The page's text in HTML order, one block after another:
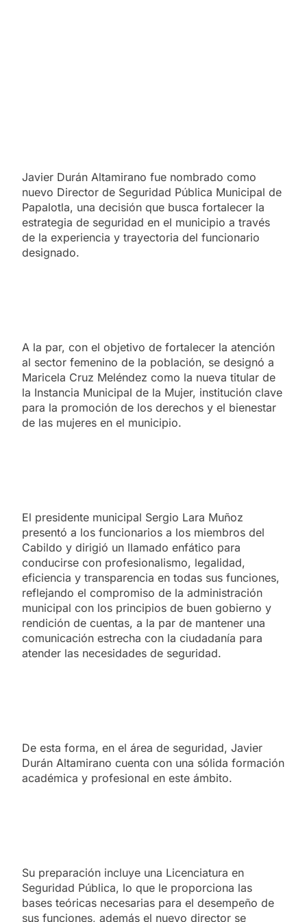
Javier Durán Altamirano fue nombrado como
nuevo Director de Seguridad Pública Municipal de
Papalotla, una decisión que busca fortalecer la
estrategia de seguridad en el municipio a través
de la experiencia y trayectoria del funcionario
designado.
A la par, con el objetivo de fortalecer la atención
al sector femenino de la población, se designó a
Maricela Cruz Meléndez como la nueva titular de
la Instancia Municipal de la Mujer, institución clave
para la promoción de los derechos y el bienestar
de las mujeres en el municipio.
El presidente municipal Sergio Lara Muñoz
presentó a los funcionarios a los miembros del
Cabildo y dirigió un llamado enfático para
conducirse con profesionalismo, legalidad,
eficiencia y transparencia en todas sus funciones,
reflejando el compromiso de la administración
municipal con los principios de buen gobierno y
rendición de cuentas, a la par de mantener una
comunicación estrecha con la ciudadanía para
atender las necesidades de seguridad.
De esta forma, en el área de seguridad, Javier
Durán Altamirano cuenta con una sólida formación
académica y profesional en este ámbito.
Su preparación incluye una Licenciatura en
Seguridad Pública, lo que le proporciona las
bases teóricas necesarias para el desempeño de
sus funciones, además el nuevo director se